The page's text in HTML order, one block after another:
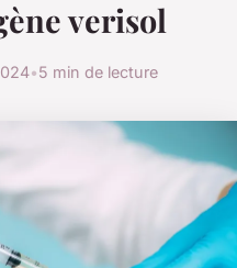
verisol
•5 min de lecture